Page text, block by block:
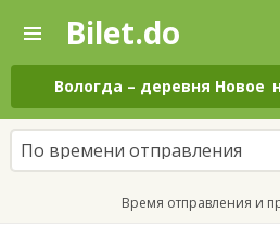
—
Поиск
и
покупка
билетов
на
автобус
онлайн
Bilet.do
Вологда – деревня Новое
По времени отправления
Время отправления и